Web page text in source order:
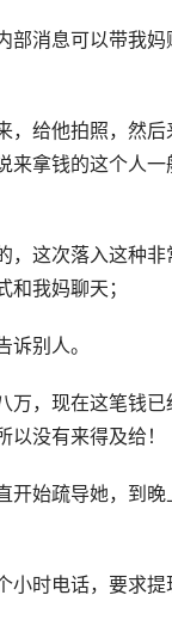
部消息可以带我
，给他拍照，然
来拿钱的这个人
，这次落入这种
我妈聊天；
别人。
万，现在这笔钱
没有来得及给！
开始疏导她，到
小时电话，要求